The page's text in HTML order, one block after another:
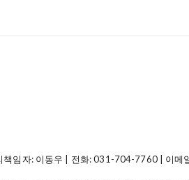
책임자: 이동우 | 전화: 031-704-7760 | 이메